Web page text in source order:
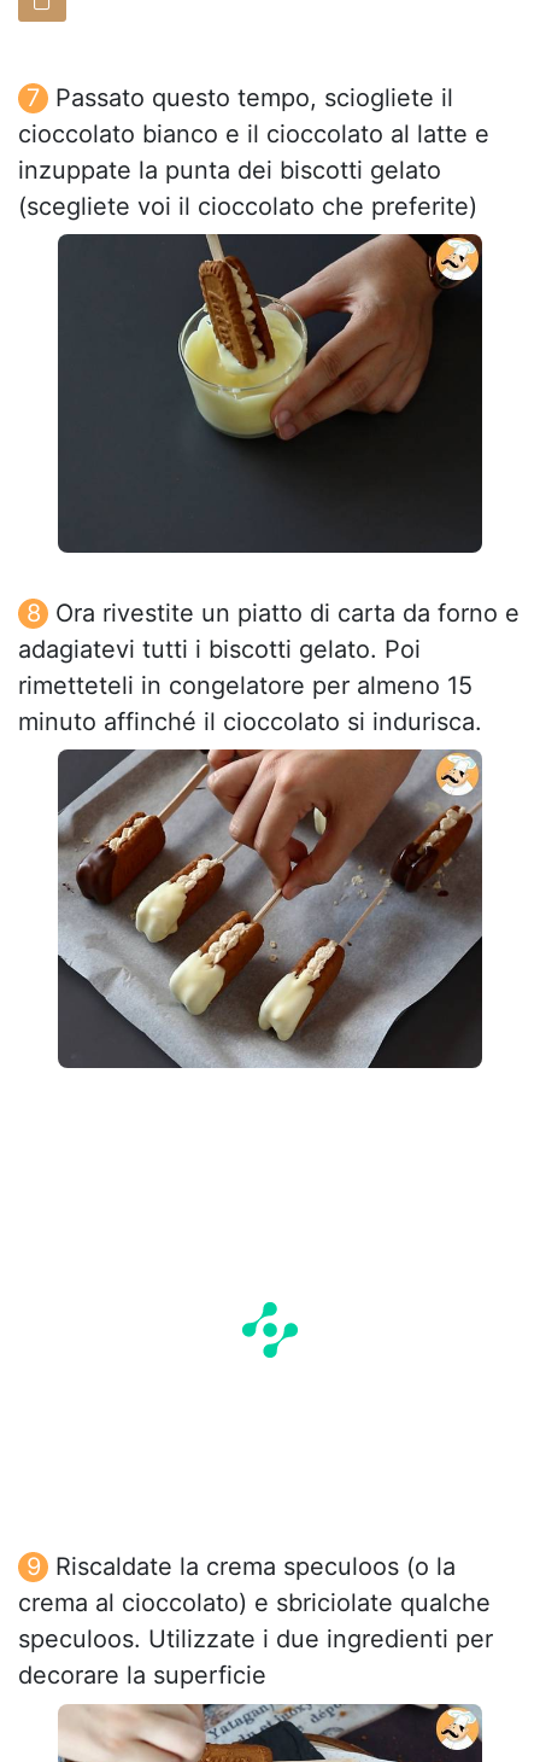
Passato questo tempo, sciogliete il
cioccolato bianco e il cioccolato al latte e
inzuppate la punta dei biscotti gelato
(scegliete voi il cioccolato che preferite)
Ora rivestite un piatto di carta da forno e
adagiatevi tutti i biscotti gelato. Poi
rimetteteli in congelatore per almeno 15
minuto affinché il cioccolato si indurisca.
Riscaldate la crema speculoos (o la
crema al cioccolato) e sbriciolate qualche
speculoos. Utilizzate i due ingredienti per
decorare la superficie